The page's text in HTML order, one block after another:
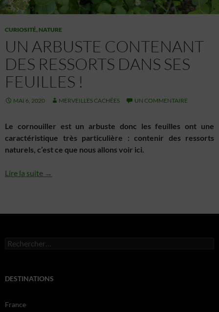
CURIOSITÉ, NATURE
UN ARBUSTE CONTENANT
DES RESSORTS DANS SES
FEUILLES !
MAI 6, 2020 MERVEILLES CACHÉES UN COMMENTAIRE
Le cornouiller est un arbuste donc les feuilles ont une
caractéristique très particulière : contenir des ressorts
naturels, c’est ce que nous allons voir ici.
Lire la suite →
Rechercher :
DESTINATIONS
France